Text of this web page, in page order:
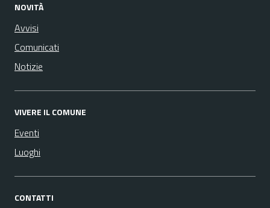
NOVITÀ
Avvisi
Comunicati
Notizie
VIVERE IL COMUNE
Eventi
Luoghi
CONTATTI